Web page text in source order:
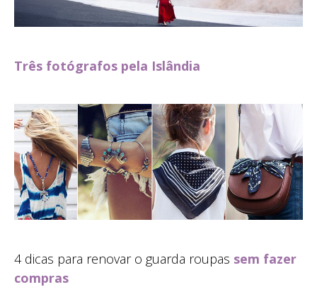
Três fotógrafos pela Islândia
4 dicas para renovar o guarda roupas sem fazer
compras